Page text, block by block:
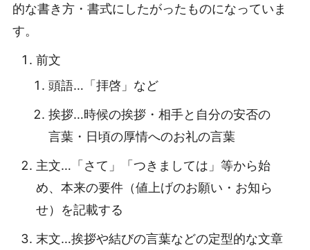
的な書き方・書式にしたがったものになっていま
す。
前文
頭語…「拝啓」など
挨拶…時候の挨拶・相手と自分の安否の
言葉・日頃の厚情へのお礼の言葉
主文…「さて」「つきましては」等から始
め、本来の要件（値上げのお願い・お知ら
せ）を記載する
末文…挨拶や結びの言葉などの定型的な文章